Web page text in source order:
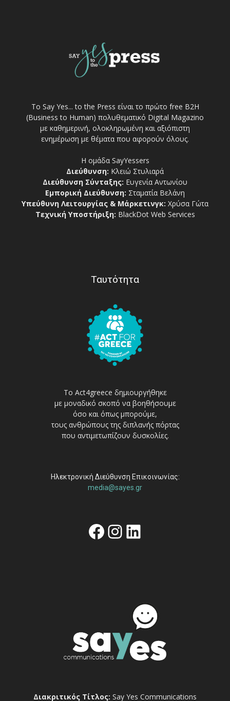
Το Say Yes... to the Press είναι το πρώτο free Β2Η
(Business to Human) πολυθεματικό Digital Magazino
με καθημερινή, ολοκληρωμένη και αξιόπιστη
ενημέρωση με θέματα που αφορούν όλους.
Η ομάδα SayYessers
Διεύθυνση: Κλειώ Στυλιαρά
Διεύθυνση Σύνταξης: Ευγενία Αντωνίου
Εμπορική Διεύθυνση: Σταματία Βελάνη
Υπεύθυνη Λειτουργίας & Μάρκετινγκ: Χρύσα Γώτα
Τεχνική Υποστήριξη: BlackDot Web Services
Ταυτότητα
Το Act4greece δημιουργήθηκε
με μοναδικό σκοπό να βοηθήσουμε
όσο και όπως μπορούμε,
τους ανθρώπους της διπλανής πόρτας
που αντιμετωπίζουν δυσκολίες.
Ηλεκτρονική Διεύθυνση Επικοινωνίας:
media@sayes.gr
Facebook
Instagram
Linkedin
Διακριτικός Τίτλος: Say Yes Communications